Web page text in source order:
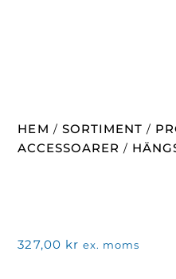
HEM / SORTIMENT /
ACCESSOARER /
327,00 kr ex. moms